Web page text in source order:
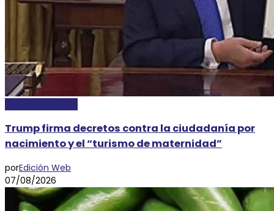
Trump firma decretos contra la ciudadanía por
nacimiento y el “turismo de maternidad”
porEdición Web
07/08/2026